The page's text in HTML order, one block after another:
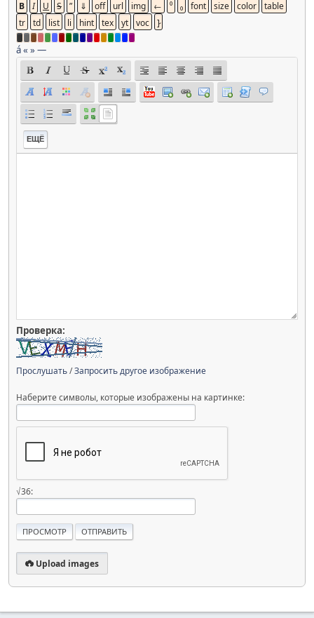
á« »—
ЕЩЁ
Проверка:
Прослушать/Запросить другое изображение
Наберите символы, которые изображены на картинке:
√36:
Upload images